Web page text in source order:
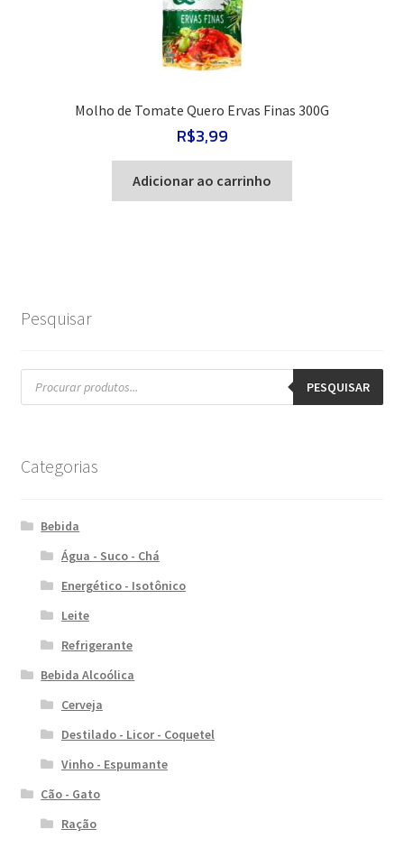
Molho de Tomate Quero Ervas Finas 300G
R$3,99
Adicionar ao carrinho
Pesquisar
Pesquisar
produtos PESQUISAR
Categorias
Bebida
Água - Suco - Chá
Energético - Isotônico
Leite
Refrigerante
Bebida Alcoólica
Cerveja
Destilado - Licor - Coquetel
Vinho - Espumante
Cão - Gato
Ração